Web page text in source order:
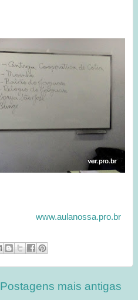
www.aulanossa.pro.br
Postagens mais antigas